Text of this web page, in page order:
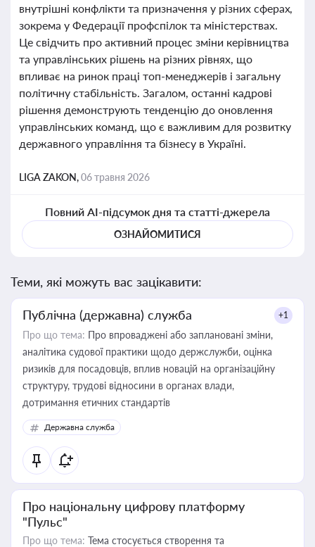
внутрішні конфлікти та призначення у різних сферах,
зокрема у Федерації профспілок та міністерствах.
Це свідчить про активний процес зміни керівництва
та управлінських рішень на різних рівнях, що
впливає на ринок праці топ-менеджерів і загальну
політичну стабільність. Загалом, останні кадрові
рішення демонструють тенденцію до оновлення
управлінських команд, що є важливим для розвитку
державного управління та бізнесу в Україні.
LIGA ZAKON,06 травня 2026
Повний AI-підсумок дня та статті-джерела
ОЗНАЙОМИТИСЯ
Теми, які можуть вас зацікавити:
Публічна (державна) служба +1
Про що тема: Про впроваджені або заплановані зміни,
аналітика судової практики щодо держслужби, оцінка
ризиків для посадовців, вплив новацій на організаційну
структуру, трудові відносини в органах влади,
дотримання етичних стандартів
Державна служба
Про національну цифрову платформу
"Пульс"
Про що тема: Тема стосується створення та